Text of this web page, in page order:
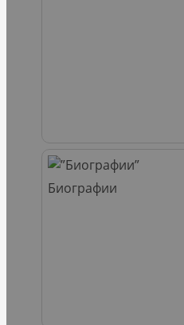
Биографии